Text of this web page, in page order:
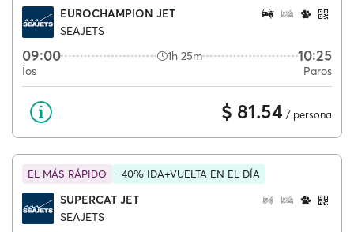
EUROCHAMPION JET
SEAJETS
09:00 1h 25m 10:25
Íos Paros
$ 81.54 / persona
EL MÁS RÁPIDO -40% IDA+VUELTA EN EL DÍA
SUPERCAT JET
SEAJETS